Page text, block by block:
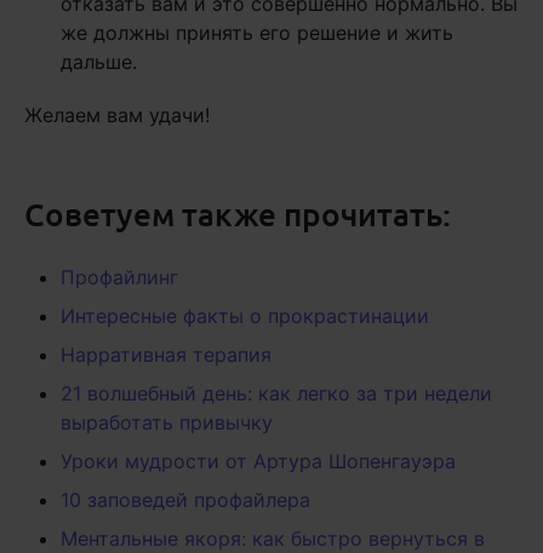
же должны принять его решение и жить
дальше.
Желаем вам удачи!
Советуем также прочитать:
Профайлинг
Интересные факты о прокрастинации
Нарративная терапия
21 волшебный день: как легко за три недели
выработать привычку
Уроки мудрости от Артура Шопенгауэра
10 заповедей профайлера
Ментальные якоря: как быстро вернуться в